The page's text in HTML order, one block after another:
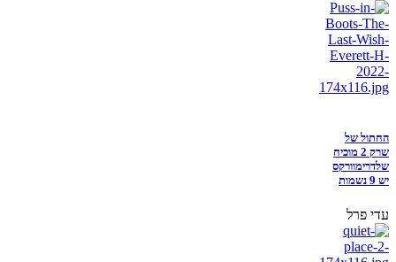
החתול של
שרק 2 מוכיח
שלדרימוורקס
יש 9 נשמות
עדי פרל